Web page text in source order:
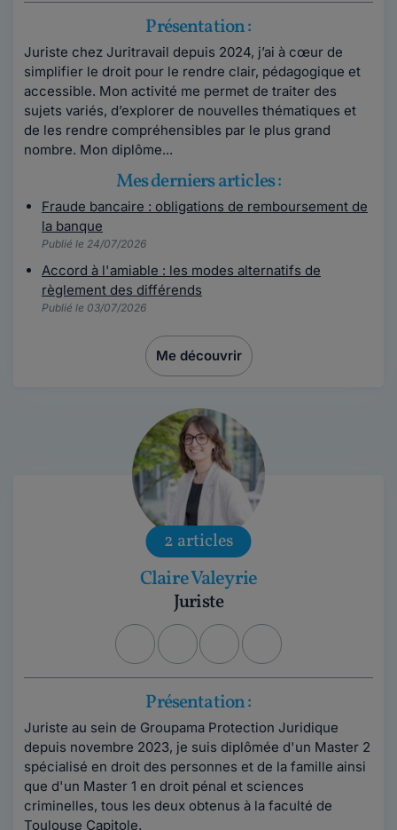
Présentation :
Juriste chez Juritravail depuis 2024, j’ai à cœur de
simplifier le droit pour le rendre clair, pédagogique et
accessible. Mon activité me permet de traiter des
sujets variés, d’explorer de nouvelles thématiques et
de les rendre compréhensibles par le plus grand
nombre. Mon diplôme...
Mes derniers articles :
Fraude bancaire : obligations de remboursement de
la banque
Publié le 24/07/2026
Accord à l'amiable : les modes alternatifs de
règlement des différends
Publié le 03/07/2026
Me découvrir
2 articles
Claire Valeyrie
Juriste
Présentation :
Juriste au sein de Groupama Protection Juridique
depuis novembre 2023, je suis diplômée d'un Master 2
spécialisé en droit des personnes et de la famille ainsi
que d'un Master 1 en droit pénal et sciences
criminelles, tous les deux obtenus à la faculté de
Toulouse Capitole.